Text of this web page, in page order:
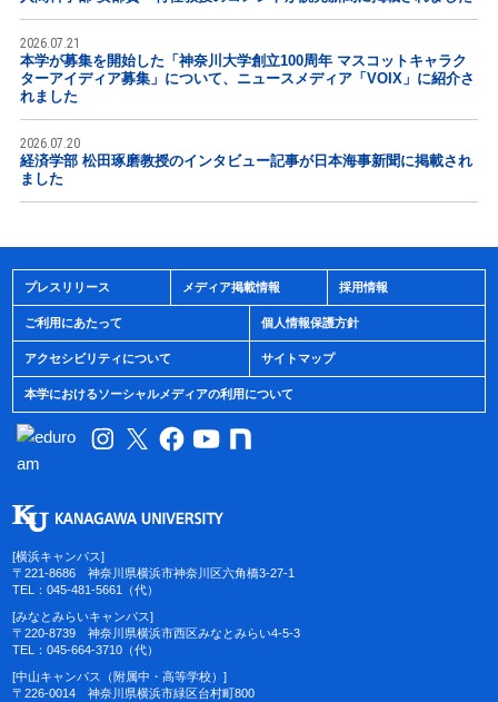
2026.07.21
本学が募集を開始した「神奈川大学創立100周年 マスコットキャラク
ターアイディア募集」について、ニュースメディア「VOIX」に紹介さ
れました
2026.07.20
経済学部 松田琢磨教授のインタビュー記事が日本海事新聞に掲載され
ました
プレスリリース メディア掲載情報 採用情報
ご利用にあたって 個人情報保護方針
アクセシビリティについて サイトマップ
本学におけるソーシャルメディアの利用について
[横浜キャンパス]
〒221-8686 神奈川県横浜市神奈川区六角橋3-27-1
TEL：045-481-5661（代）
[みなとみらいキャンパス]
〒220-8739 神奈川県横浜市西区みなとみらい4-5-3
TEL：045-664-3710（代）
[中山キャンパス（附属中・高等学校）]
〒226-0014 神奈川県横浜市緑区台村町800